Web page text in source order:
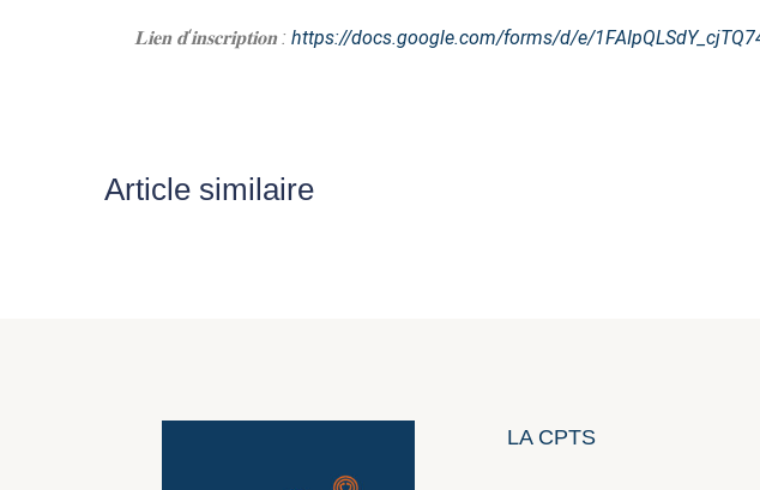
𝐋𝐢𝐞𝐧 𝐝‘𝐢𝐧𝐬𝐜𝐫𝐢𝐩𝐭𝐢𝐨𝐧: https://docs.google.com/forms/d/e/
Article similaire
LA CPTS